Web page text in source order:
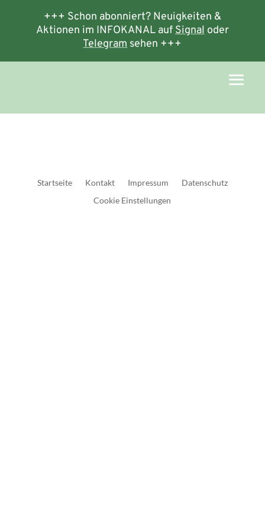
+++ Schon abonniert? Neuigkeiten &
Aktionen im INFOKANAL aufSignaloder
Telegramsehen +++
Startseite Kontakt Impressum
Datenschutz
Cookie Einstellungen